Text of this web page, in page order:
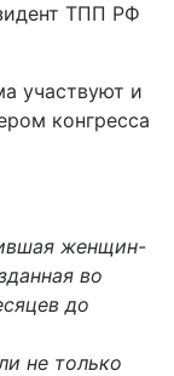
ТПП РФ
участвуют и
конгресса
женщин-
во
до
не только